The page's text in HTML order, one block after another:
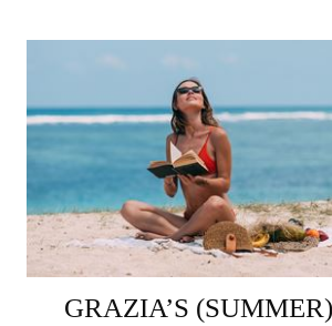
GRAZIA’S